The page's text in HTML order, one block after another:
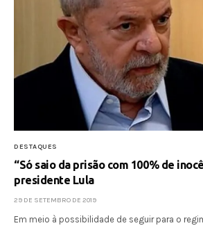
DESTAQUES
“Só saio da prisão com 100% de
presidente Lula
29 DE SETEMBRO DE 2019
Em meio à possibilidade de seguir para o